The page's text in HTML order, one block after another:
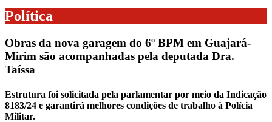
Política
Obras da nova garagem do 6º BPM em Guajará-
Mirim são acompanhadas pela deputada Dra.
Taíssa
Estrutura foi solicitada pela parlamentar por meio da Indicação
8183/24 e garantirá melhores condições de trabalho à Polícia
Militar.